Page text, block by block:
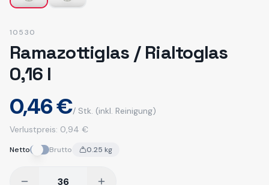
10530
Ramazottiglas / Rialtoglas
0,16 l
0,46 €/ Stk. (inkl. Reinigung)
Verlustpreis: 0,94 €
Netto Brutto 0.25 kg